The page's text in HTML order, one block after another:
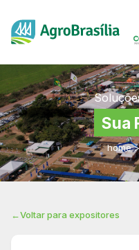
Sua
home >
←Voltar para expositores